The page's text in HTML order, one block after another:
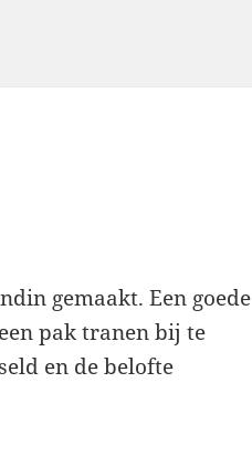
gemaakt. Een goede
pak tranen bij te
en de belofte